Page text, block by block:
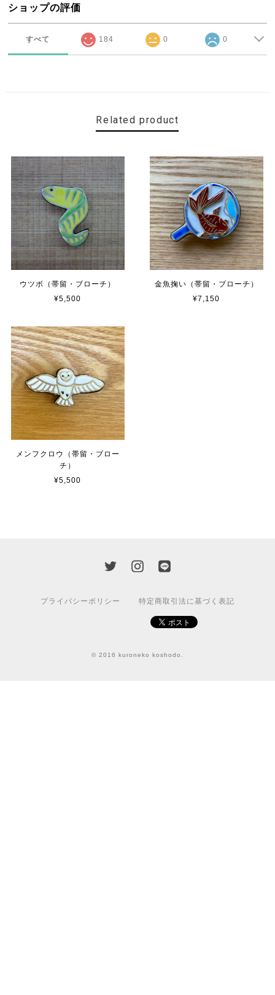
ショップの評価
すべて 184 0 0
Related product
ウツボ（帯留・ブローチ）
¥5,500
金魚掬い（帯留・ブローチ）
¥7,150
メンフクロウ（帯留・ブロー
チ）
¥5,500
プライバシーポリシー 特定商取引法に基づく表記
© 2016 kuroneko koshodo.